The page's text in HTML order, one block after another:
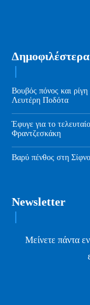
Δημοφιλέστερα
Βουβός πόνος και
Λευτέρη Ποδότα
Έφυγε για το
Φραντζεσκάκη
Βαρύ πένθος στη Σίφνο
Newsletter
Μείνετε πάντα